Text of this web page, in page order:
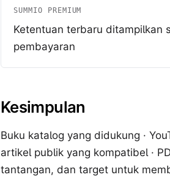
SUMMIO PREMIUM
Ketentuan terbaru ditampilkan
pembayaran
Kesimpulan
Buku katalog yang didukung ·
artikel publik yang kompatibel ·
tantangan, dan target untuk